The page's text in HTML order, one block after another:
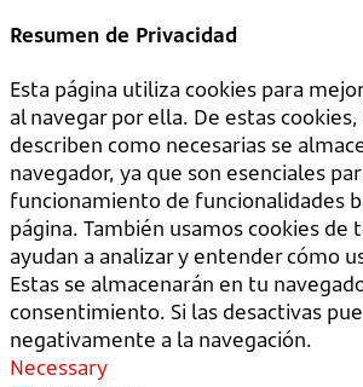
Resumen de Privacidad
Esta página utiliza cookies para
al navegar por ella. De estas cookies,
describen como necesarias se
navegador, ya que son esenciales
funcionamiento de funcionalidades
página. También usamos cookies de
ayudan a analizar y entender cómo
Estas se almacenarán en tu
consentimiento. Si las desactivas
negativamente a la navegación.
Necessary